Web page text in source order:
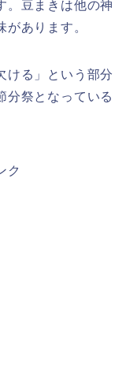
。豆まきは他の神
あります。
ける」という部分
分祭となっている
ク